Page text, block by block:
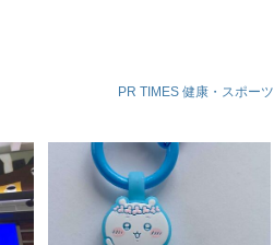
PR TIMES 健康・スポーツ